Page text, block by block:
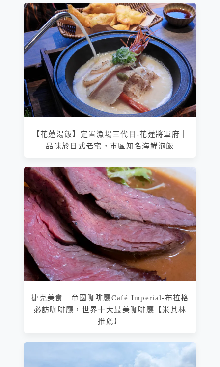
【花蓮湯飯】定置漁場三代目-花蓮將軍府｜
品味於日式老宅，市區知名海鮮泡飯
捷克美食｜帝國咖啡廳Café Imperial-布拉格
必訪咖啡廳，世界十大最美咖啡廳【米其林
推薦】